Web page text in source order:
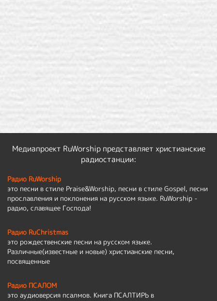
Медиапроект RuWorship представляет христианские
радиостанции:
Радио RuWorship
это песни в стиле Praise&Worship, песни в стиле Gospel, песни
прославления и поклонения на русском языке. RuWorship -
радио, славящее Господа!
Радио RuChristmas
это рождественские песни на русском языке.
Различные(известные и новые) христианские песни,
посвященные
Радио ПСАЛОМ
это аудиоверсия псалмов. Книга ПСАЛТИРЬ в